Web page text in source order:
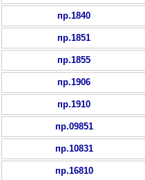
пр.1840
пр.1851
пр.1855
пр.1906
пр.1910
пр.09851
пр.10831
пр.16810